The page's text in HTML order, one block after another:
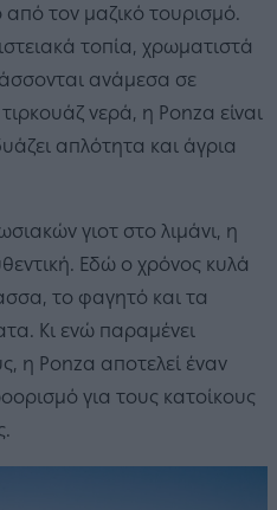
από τον μαζικό τουρισμό.
τοπία, χρωματιστά
ανάμεσα σε
νερά, η Ponza είναι
απλότητα και άγρια
γιοτ στο λιμάνι, η
Εδώ ο χρόνος κυλά
το φαγητό και τα
Κι ενώ παραμένει
η Ponza αποτελεί έναν
για τους κατοίκους